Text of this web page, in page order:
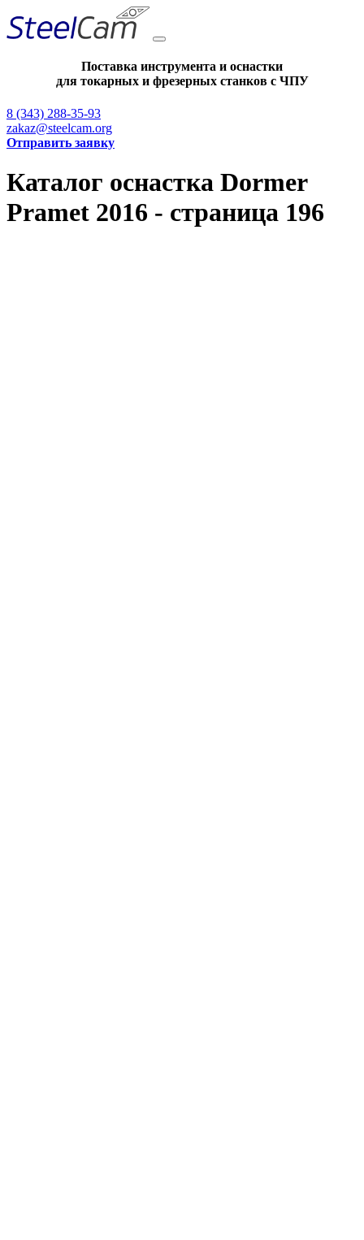
Поставка инструмента и оснастки
для токарных и фрезерных станков с ЧПУ
8 (343) 288-35-93
zakaz@steelcam.org
Отправить заявку
Каталог оснастка Dormer
Pramet 2016 - страница 196